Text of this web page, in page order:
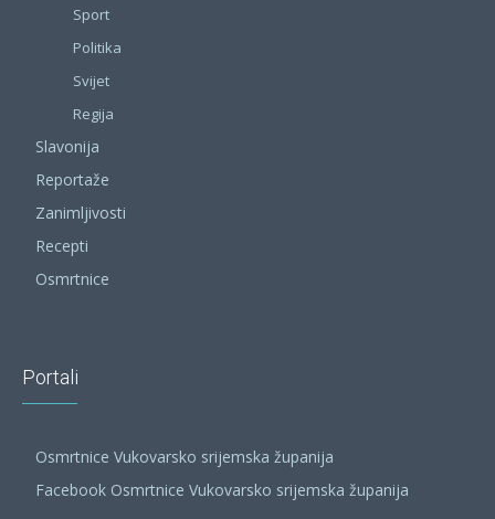
Sport
Politika
Svijet
Regija
Slavonija
Reportaže
Zanimljivosti
Recepti
Osmrtnice
Portali
Osmrtnice Vukovarsko srijemska županija
Facebook Osmrtnice Vukovarsko srijemska županija